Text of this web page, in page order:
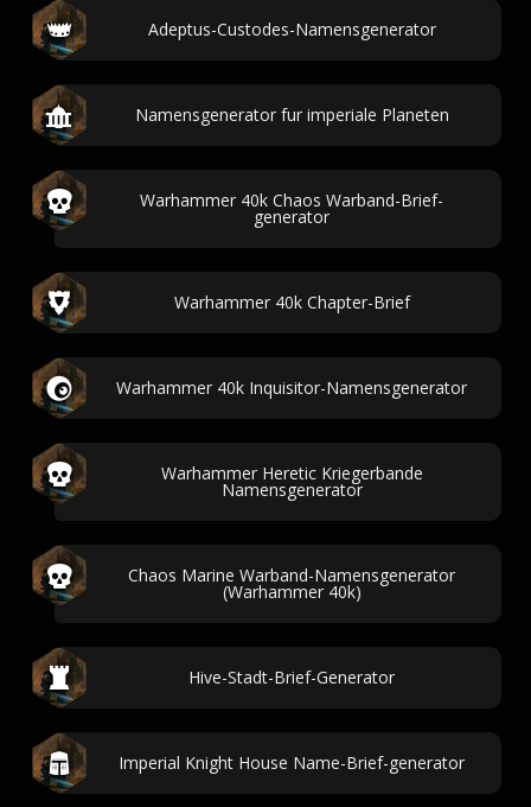
Adeptus-Custodes-Namensgenerator
Namensgenerator fur imperiale Planeten
Warhammer 40k Chaos Warband-Brief-
generator
Warhammer 40k Chapter-Brief
Warhammer 40k Inquisitor-Namensgenerator
Warhammer Heretic Kriegerbande
Namensgenerator
Chaos Marine Warband-Namensgenerator
(Warhammer 40k)
Hive-Stadt-Brief-Generator
Imperial Knight House Name-Brief-generator